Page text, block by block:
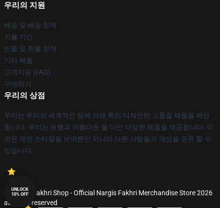
우리의 지원
배송 및 배송 정책
지불 기간
반품 및 환불 정책
기타 제품
고객지원 (FAQ)
구매하기
우리의 상점
우리는 우리의 세계적인 팀에 의해 특히 디자인된 고품질 제품을 제안
합니다. 우리는 유행과 아름다운 둘 다인 다양한 제품을 제공합니다. 이
것은 개인 스타일을 보여뿐만 아니라 다른 사람들과 개성을 공유 할 수
있습니다.
© Nargis Fakhri Shop - Official Nargis Fakhri Merchandise Store 2026
all rights reserved
UNLOCK
10% OFF